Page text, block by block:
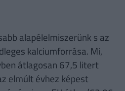
alapélelmiszerünk s az
kalciumforrása. Mi,
átlagosan 67,5 litert
elmúlt évhez képest